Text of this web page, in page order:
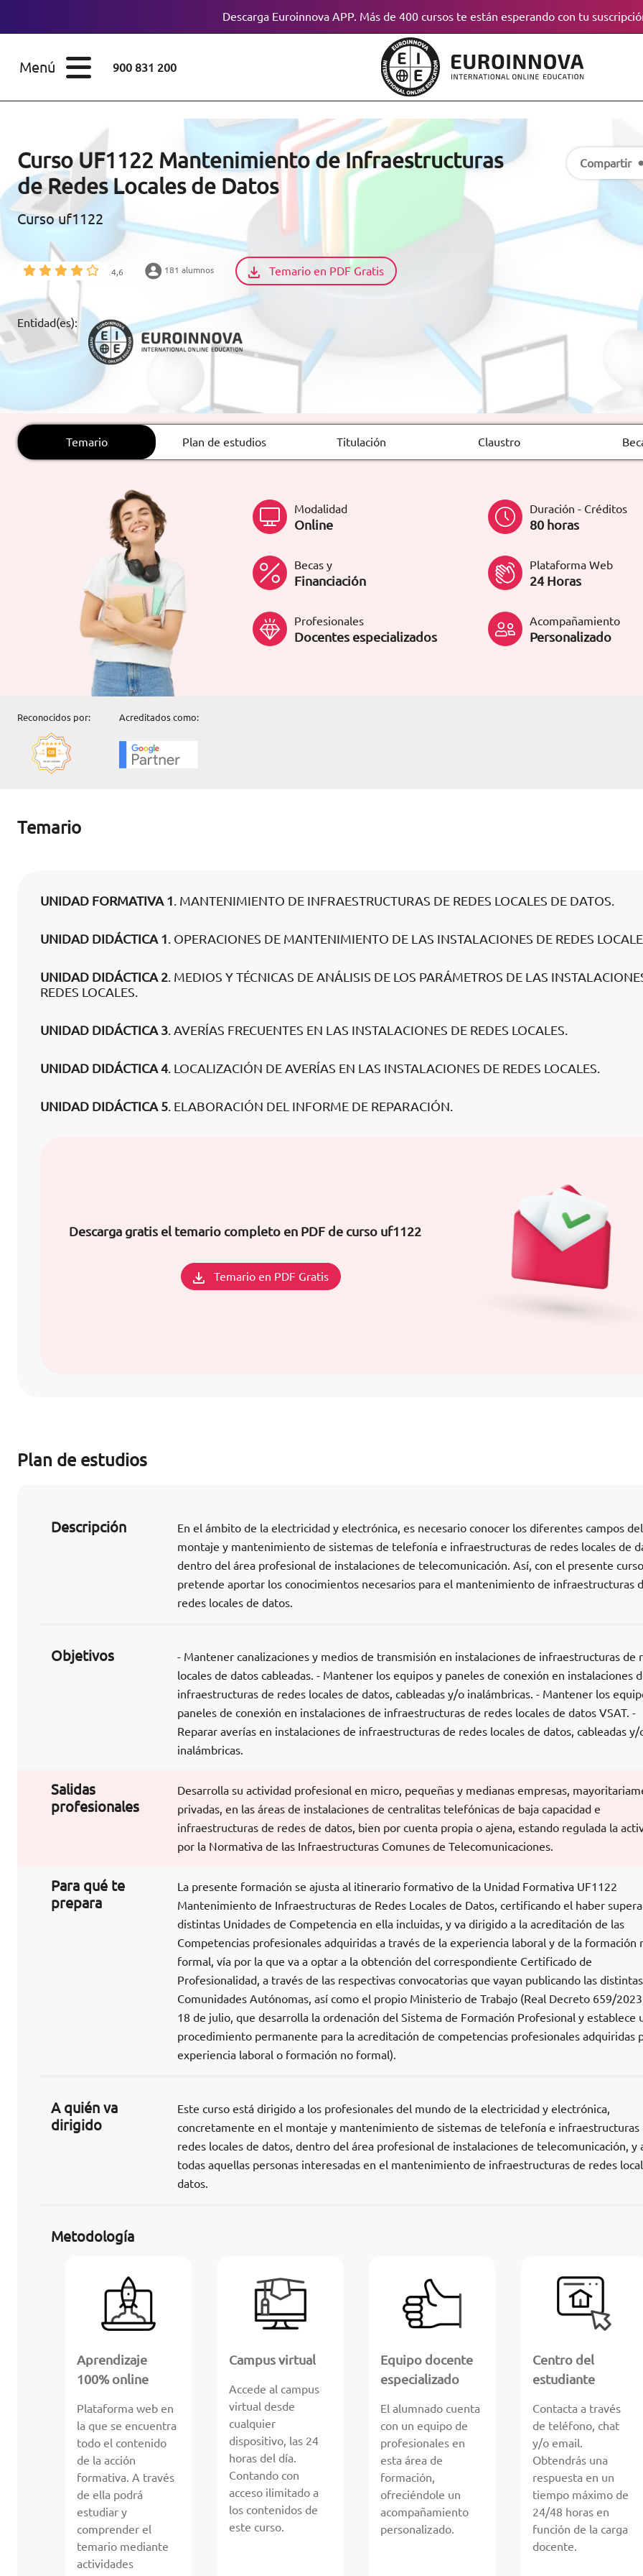
Descarga Euroinnova APP. Más de 400 cursos te están esperando con tu
Menú 900 831 200
CONOCE EUROINNOVA
BECAS Y
FINANCIACIÓN
RECURSOS
EDUCATIVOS
ARTÍCULOS
LABORAL
CONTACTO ES
formacion@euroinnova.com
TRABAJA CON NOSOTROS
ESTUDIOS
Licenciaturas
Doctorados
Maestría
Certificados de
Profesionalidad
Curso UF1122 Mantenimiento de Infraestructuras
de Redes Locales de Datos
Curso uf1122
4,6 181 alumnos Temario en PDF Gratis
Entidad(es):
Compartir
Temario Plan de estudios Titulación Claustro
Modalidad
Online
Duración - Créditos
80 horas
Becas y
Financiación
Plataforma Web
24 Horas
Profesionales
Docentes especializados
Acompañamiento
Personalizado
Reconocidos por: Acreditados como:
Temario
UNIDAD FORMATIVA 1. MANTENIMIENTO DE INFRAESTRUCTURAS DE REDES LOCALES DE DATOS.
UNIDAD DIDÁCTICA 1. OPERACIONES DE MANTENIMIENTO DE LAS INSTALACIONES DE REDES
UNIDAD DIDÁCTICA 2. MEDIOS Y TÉCNICAS DE ANÁLISIS DE LOS PARÁMETROS DE LAS
REDES LOCALES.
UNIDAD DIDÁCTICA 3. AVERÍAS FRECUENTES EN LAS INSTALACIONES DE REDES LOCALES.
UNIDAD DIDÁCTICA 4. LOCALIZACIÓN DE AVERÍAS EN LAS INSTALACIONES DE REDES LOCALES.
UNIDAD DIDÁCTICA 5. ELABORACIÓN DEL INFORME DE REPARACIÓN.
Descarga gratis el temario completo en PDF de curso uf1122
Temario en PDF Gratis
Plan de estudios
Descripción
En el ámbito de la electricidad y electrónica, es necesario conocer los diferentes campos del
montaje y mantenimiento de sistemas de telefonía e infraestructuras de redes locales de
dentro del área profesional de instalaciones de telecomunicación. Así, con el presente
pretende aportar los conocimientos necesarios para el mantenimiento de infraestructuras
redes locales de datos.
Objetivos
- Mantener canalizaciones y medios de transmisión en instalaciones de infraestructuras de
locales de datos cableadas. - Mantener los equipos y paneles de conexión en instalaciones
infraestructuras de redes locales de datos, cableadas y/o inalámbricas. - Mantener los
paneles de conexión en instalaciones de infraestructuras de redes locales de datos VSAT. -
Reparar averías en instalaciones de infraestructuras de redes locales de datos, cableadas y/
inalámbricas.
Salidas
profesionales
Desarrolla su actividad profesional en micro, pequeñas y medianas empresas,
privadas, en las áreas de instalaciones de centralitas telefónicas de baja capacidad e
infraestructuras de redes de datos, bien por cuenta propia o ajena, estando regulada la
por la Normativa de las Infraestructuras Comunes de Telecomunicaciones.
Para qué te
prepara
La presente formación se ajusta al itinerario formativo de la Unidad Formativa UF1122
Mantenimiento de Infraestructuras de Redes Locales de Datos, certificando el haber
distintas Unidades de Competencia en ella incluidas, y va dirigido a la acreditación de las
Competencias profesionales adquiridas a través de la experiencia laboral y de la formación
formal, vía por la que va a optar a la obtención del correspondiente Certificado de
Profesionalidad, a través de las respectivas convocatorias que vayan publicando las distintas
Comunidades Autónomas, así como el propio Ministerio de Trabajo (Real Decreto 659/
18 de julio, que desarrolla la ordenación del Sistema de Formación Profesional y establece
procedimiento permanente para la acreditación de competencias profesionales adquiridas
experiencia laboral o formación no formal).
A quién va
dirigido
Este curso está dirigido a los profesionales del mundo de la electricidad y electrónica,
concretamente en el montaje y mantenimiento de sistemas de telefonía e infraestructuras
redes locales de datos, dentro del área profesional de instalaciones de telecomunicación, y
todas aquellas personas interesadas en el mantenimiento de infraestructuras de redes
datos.
Metodología
Aprendizaje
100% online
Plataforma web en
la que se encuentra
todo el contenido
de la acción
formativa. A través
de ella podrá
estudiar y
comprender el
temario mediante
actividades
Campus virtual
Accede al campus
virtual desde
cualquier
dispositivo, las 24
horas del día.
Contando con
acceso ilimitado a
los contenidos de
este curso.
Equipo docente
especializado
El alumnado cuenta
con un equipo de
profesionales en
esta área de
formación,
ofreciéndole un
acompañamiento
personalizado.
Centro del
estudiante
Contacta a través
de teléfono, chat
y/o email.
Obtendrás una
respuesta en un
tiempo máximo de
24/48 horas en
función de la carga
docente.